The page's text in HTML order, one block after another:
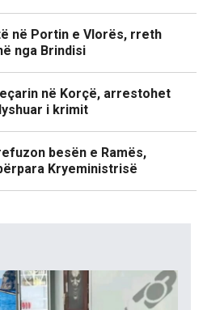
në Portin e Vlorës, rreth
nga Brindisi
në Korçë, arrestohet
i krimit
besën e Ramës,
Kryeministrisë